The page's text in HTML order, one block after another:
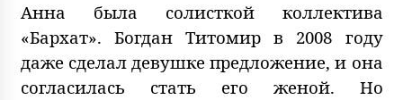
Анна была солисткой коллектива
«Бархат». Богдан Титомир в 2008 году
даже сделал девушке предложение, и она
согласилась стать его женой. Но